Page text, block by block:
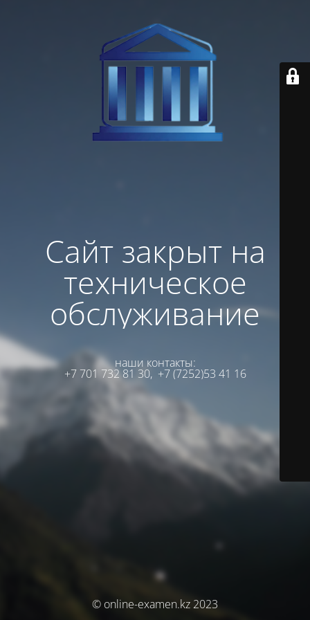
Сайт закрыт на
техническое
обслуживание
наши контакты:
+7 701 732 81 30, +7 (7252)53 41 16
© online-examen.kz 2023